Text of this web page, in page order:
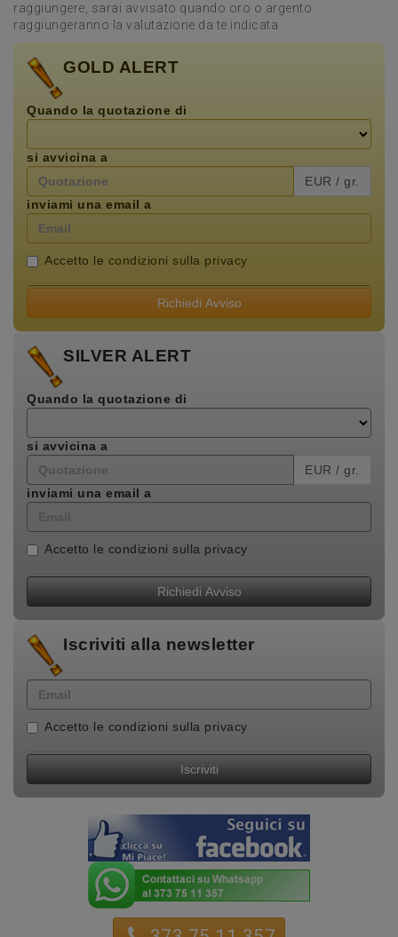
raggiungere, sarai avvisato quando oro o argento
raggiungeranno la valutazione da te indicata
GOLD ALERT
Quando la quotazione di
si avvicina a
EUR / gr.
inviami una email a
Accetto le condizioni sulla privacy
Richiedi Avviso
SILVER ALERT
Quando la quotazione di
si avvicina a
EUR / gr.
inviami una email a
Accetto le condizioni sulla privacy
Richiedi Avviso
Iscriviti alla newsletter
Accetto le condizioni sulla privacy
Iscriviti